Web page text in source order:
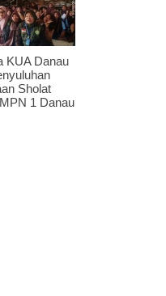
KUA Danau
Sholat
1 Danau